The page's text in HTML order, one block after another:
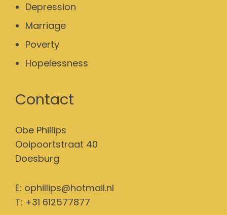
Depression
Marriage
Poverty
Hopelessness
Contact
Obe Phillips
Ooipoortstraat 40
Doesburg
E: ophillips@hotmail.nl
T: +31 612577877